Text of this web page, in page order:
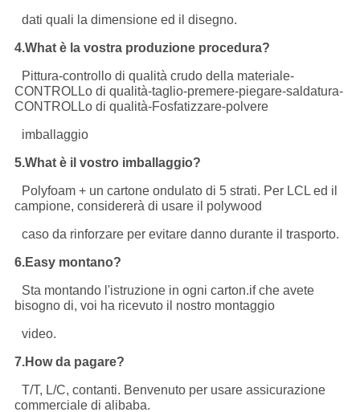
dati quali la dimensione ed il disegno.
4.What è la vostra produzione procedura?
Pittura-controllo di qualità crudo della materiale-
CONTROLLo di qualità-taglio-premere-piegare-saldatura-
CONTROLLo di qualità-Fosfatizzare-polvere
imballaggio
5.What è il vostro imballaggio?
Polyfoam + un cartone ondulato di 5 strati. Per LCL ed il
campione, considererà di usare il polywood
caso da rinforzare per evitare danno durante il trasporto.
6.Easy montano?
Sta montando l'istruzione in ogni carton.if che avete
bisogno di, voi ha ricevuto il nostro montaggio
video.
7.How da pagare?
T/T, L/C, contanti. Benvenuto per usare assicurazione
commerciale di alibaba.